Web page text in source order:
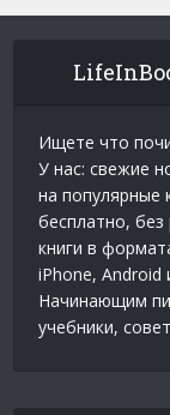
Ищете что
У нас: свежие
на популярные
бесплатно, без
книги в
iPhone, Android
Начинающим
учебники,